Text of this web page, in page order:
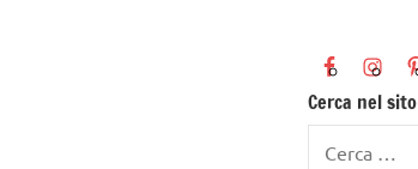
Cerca nel sito